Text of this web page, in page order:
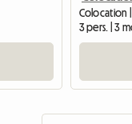
Colocation |
3 pers. | 3